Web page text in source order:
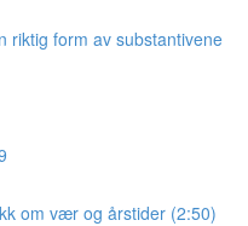
riktig form av substantivene
om vær og årstider (2:50)